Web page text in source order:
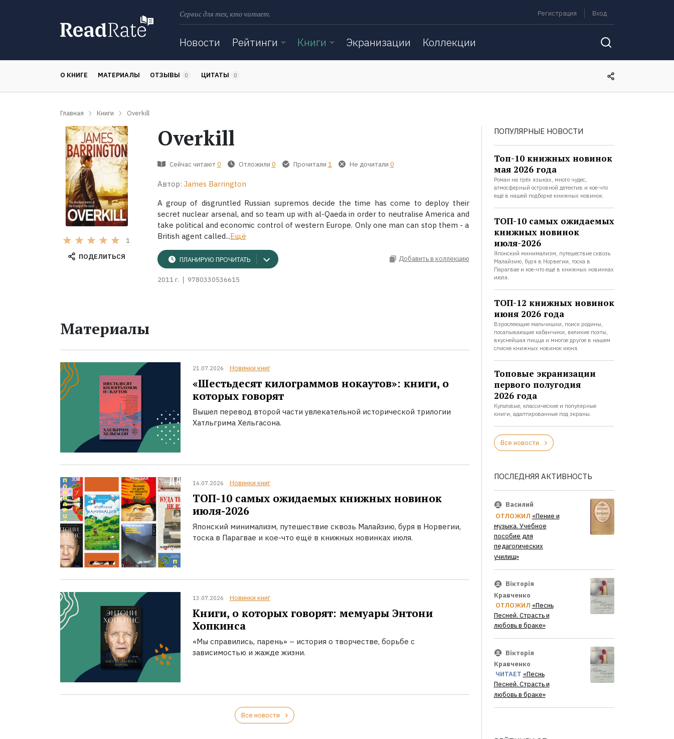
Сервис для тех, кто читает. Регистрация Вход
Новости Рейтинги Книги Экранизации Коллекции
О КНИГЕ МАТЕРИАЛЫ ОТЗЫВЫ 0 ЦИТАТЫ 0
Главная Книги Overkill
1
ПОДЕЛИТЬСЯ
Overkill
Сейчас читают 0 Отложили 0 Прочитали 1 Не дочитали 0
Автор: James Barrington
A group of disgruntled Russian supremos decide the time has come to deploy their
secret nuclear arsenal, and so team up with al-Qaeda in order to neutralise America and
take political and economic control of western Europe. Only one man can stop them - a
British agent called...Ещё
ПЛАНИРУЮ ПРОЧИТАТЬ Добавить в коллекцию
2011 г. 9780330536615
Материалы
21.07.2026 Новинки книг
«Шестьдесят килограммов нокаутов»: книги, о
которых говорят
Вышел перевод второй части увлекательной исторической трилогии
Хатльгрима Хельгасона.
16.07.2026 Новинки книг
ТОП-10 самых ожидаемых книжных новинок
июля-2026
Японский минимализм, путешествие сквозь Малайзию, буря в Норвегии,
тоска в Парагвае и кое-что ещё в книжных новинках июля.
13.07.2026 Новинки книг
Книги, о которых говорят: мемуары Энтони
Хопкинса
«Мы справились, парень» – история о творчестве, борьбе с
зависимостью и жажде жизни.
Все новости
ПОПУЛЯРНЫЕ НОВОСТИ
Топ-10 книжных новинок
мая 2026 года
Роман на трёх языках, много чудес,
атмосферный островной детектив и кое-что
ещё в нашей подборке книжных новинок.
ТОП-10 самых ожидаемых
книжных новинок
июля-2026
Японский минимализм, путешествие сквозь
Малайзию, буря в Норвегии, тоска в
Парагвае и кое-что ещё в книжных новинках
июля.
ТОП-12 книжных новинок
июня 2026 года
Взрослеющие мальчишки, поиск родины,
посапывающие кабанчики, великие поэты,
вкуснейшая пицца и многое другое в нашем
списке книжных новинок июня.
Топовые экранизации
первого полугодия
2026 года
Культовые, классические и популярные
книги, адаптированные под экраны.
Все новости
ПОСЛЕДНЯЯ АКТИВНОСТЬ
Василий
ОТЛОЖИЛ «Пение и
музыка. Учебное
пособие для
педагогических
училищ»
Вікторія
Кравченко
ОТЛОЖИЛ «Песнь
Песней. Страсть и
любовь в браке»
Вікторія
Кравченко
ЧИТАЕТ «Песнь
Песней. Страсть и
любовь в браке»